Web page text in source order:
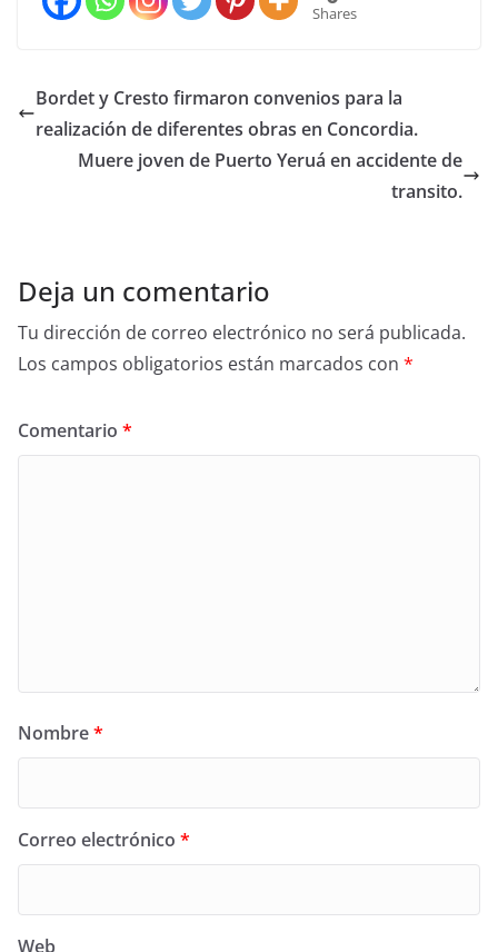
Shares
Bordet y Cresto firmaron convenios para la
realización de diferentes obras en Concordia.
Muere joven de Puerto Yeruá en accidente de
transito.
Deja un comentario
Tu dirección de correo electrónico no será publicada.
Los campos obligatorios están marcados con *
Comentario *
Nombre*
Correo electrónico *
Web